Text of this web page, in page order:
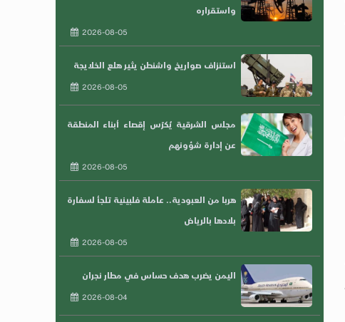
واستقراره
2026-08-05
استنزاف صواريخ واشنطن يثير هلع الخلايجة
2026-08-05
مجلس الشرقية يُكرّس إقصاء أبناء المنطقة
عن إدارة شؤونهم
2026-08-05
هربا من العبودية.. عاملة فلبينية تلجأ لسفارة
بلادها بالرياض
2026-08-05
اليمن يضرب هدف حساس في مطار نجران
2026-08-04